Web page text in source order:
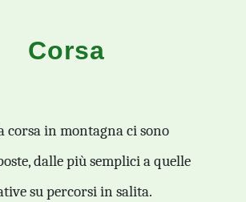
Corsa
corsa in montagna ci sono
dalle più semplici a quelle
su percorsi in salita.